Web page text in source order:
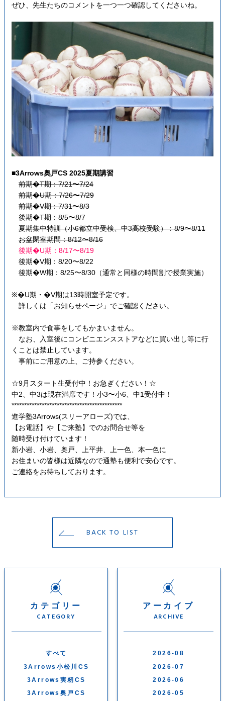
ぜひ、先生たちのコメントを一つ一つ確認してくださいね。
■3Arrows奥戸CS 2025夏期講習
前期�T期：7/21〜7/24
前期�U期：7/26〜7/29
前期�V期：7/31〜8/3
後期�T期：8/5〜8/7
夏期集中特訓（小6都立中受検、中3高校受験）：8/9〜8/11
お盆閉室期間：8/12〜8/16
後期�U期：8/17〜8/19
後期�V期：8/20〜8/22
後期�W期：8/25〜8/30（通常と同様の時間割で授業実施）
※�U期・�V期は13時開室予定です。
詳しくは「お知らせページ」でご確認ください。
※教室内で食事をしてもかまいません。
なお、入室後にコンビニエンスストアなどに買い出し等に行
くことは禁止しています。
事前にご用意の上、ご持参ください。
☆9月スタート生受付中！お急ぎください！☆
中2、中3は現在満席です！小3〜小6、中1受付中！
********************************************
進学塾3Arrows(スリーアローズ)では、
【お電話】や【ご来塾】でのお問合せ等を
随時受け付けています！
新小岩、小岩、奥戸、上平井、上一色、本一色に
お住まいの皆様は近隣なので通塾も便利で安心です。
ご連絡をお待ちしております。
BACK TO LIST
カテゴリー
CATEGORY
すべて
3Arrows小松川CS
3Arrows実籾CS
3Arrows奥戸CS
アーカイブ
ARCHIVE
2026-08
2026-07
2026-06
2026-05